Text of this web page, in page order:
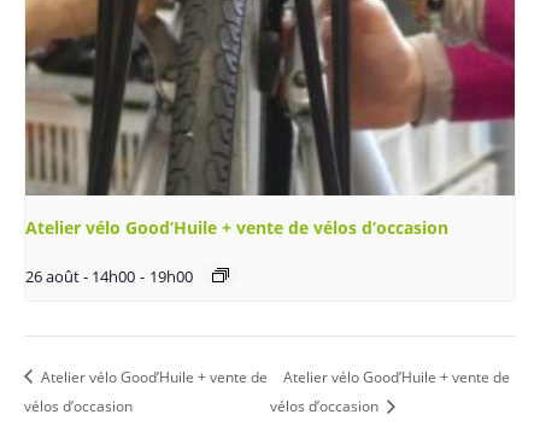
Atelier vélo Good’Huile + vente de vélos d’occasion
26 août - 14h00 - 19h00
Atelier vélo Good’Huile + vente de
vélos d’occasion
Atelier vélo Good’Huile + vente de
vélos d’occasion